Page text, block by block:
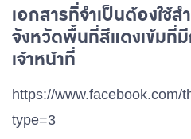
เอกสารที่จำเป็นต้องใช้
จังหวัดพื้นที่สีแดงเข้มที่
เจ้าหน้าที่
https://www.facebook.com/
type=3